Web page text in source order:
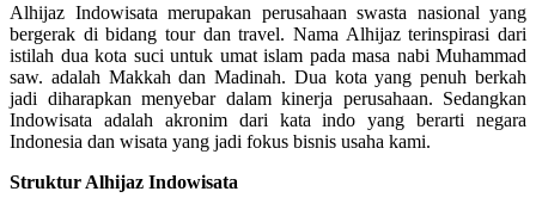
Alhijaz Indowisata merupakan perusahaan swasta nasional yang
bergerak di bidang tour dan travel. Nama Alhijaz terinspirasi dari
istilah dua kota suci untuk umat islam pada masa nabi Muhammad
saw. adalah Makkah dan Madinah. Dua kota yang penuh berkah
jadi diharapkan menyebar dalam kinerja perusahaan. Sedangkan
Indowisata adalah akronim dari kata indo yang berarti negara
Indonesia dan wisata yang jadi fokus bisnis usaha kami.
Struktur Alhijaz Indowisata